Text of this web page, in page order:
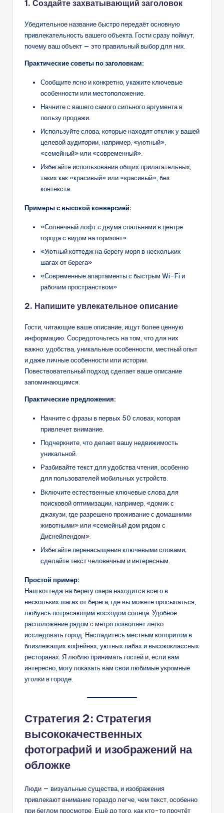
1. Создайте захватывающий заголовок
Убедительное название быстро передаёт основную
привлекательность вашего объекта. Гости сразу поймут,
почему ваш объект — это правильный выбор для них.
Практические советы по заголовкам:
Сообщите ясно и конкретно, укажите ключевые
особенности или местоположение.
Начните с вашего самого сильного аргумента в
пользу продажи.
Используйте слова, которые находят отклик у вашей
целевой аудитории, например, «уютный»,
«семейный» или «современный».
Избегайте использования общих прилагательных,
таких как «красивый» или «красивый», без
контекста.
Примеры с высокой конверсией:
«Солнечный лофт с двумя спальнями в центре
города с видом на горизонт»
«Уютный коттедж на берегу моря в нескольких
шагах от берега»
«Современные апартаменты с быстрым Wi-Fi и
рабочим пространством»
2. Напишите увлекательное описание
Гости, читающие ваше описание, ищут более ценную
информацию. Сосредоточьтесь на том, что для них
важно: удобства, уникальные особенности, местный опыт
и даже личные особенности или истории.
Повествовательный подход сделает ваше описание
запоминающимся.
Практические предложения:
Начните с фразы в первых 50 словах, которая
привлечет внимание.
Подчеркните, что делает вашу недвижимость
уникальной.
Разбивайте текст для удобства чтения, особенно
для пользователей мобильных устройств.
Включите естественные ключевые слова для
поисковой оптимизации, например, «домик с
джакузи, где разрешено проживание с домашними
животными» или «семейный дом рядом с
Диснейлендом».
Избегайте перенасыщения ключевыми словами;
сделайте текст человечным и интересным.
Простой пример:
Наш коттедж на берегу озера находится всего в
нескольких шагах от берега, где вы можете просыпаться,
любуясь потрясающим восходом солнца. Удобное
расположение рядом с метро позволяет легко
исследовать город. Насладитесь местным колоритом в
близлежащих кофейнях, уютных пабах и высококлассных
ресторанах. Я люблю принимать гостей и, если вам
интересно, могу показать вам свои любимые укромные
уголки в городе.
Стратегия 2: Стратегия
высококачественных
фотографий и изображений на
обложке
Люди — визуальные существа, и изображения
привлекают внимание гораздо легче, чем текст, особенно
при беглом просмотре. Ещё до того, как кто-то прочтёт